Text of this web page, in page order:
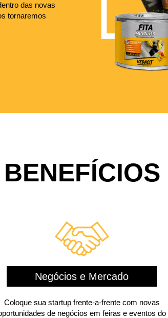
das novas
tornaremos
BENEFÍCIOS
Negócios e Mercado
Coloque sua startup frente-a-frente com novas
de negócios em feiras e eventos do